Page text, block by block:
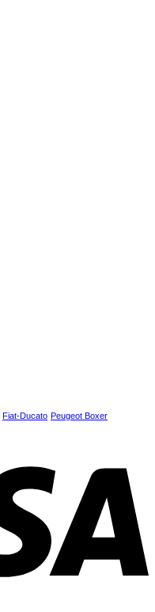
Fiat-Ducato Peugeot Boxer